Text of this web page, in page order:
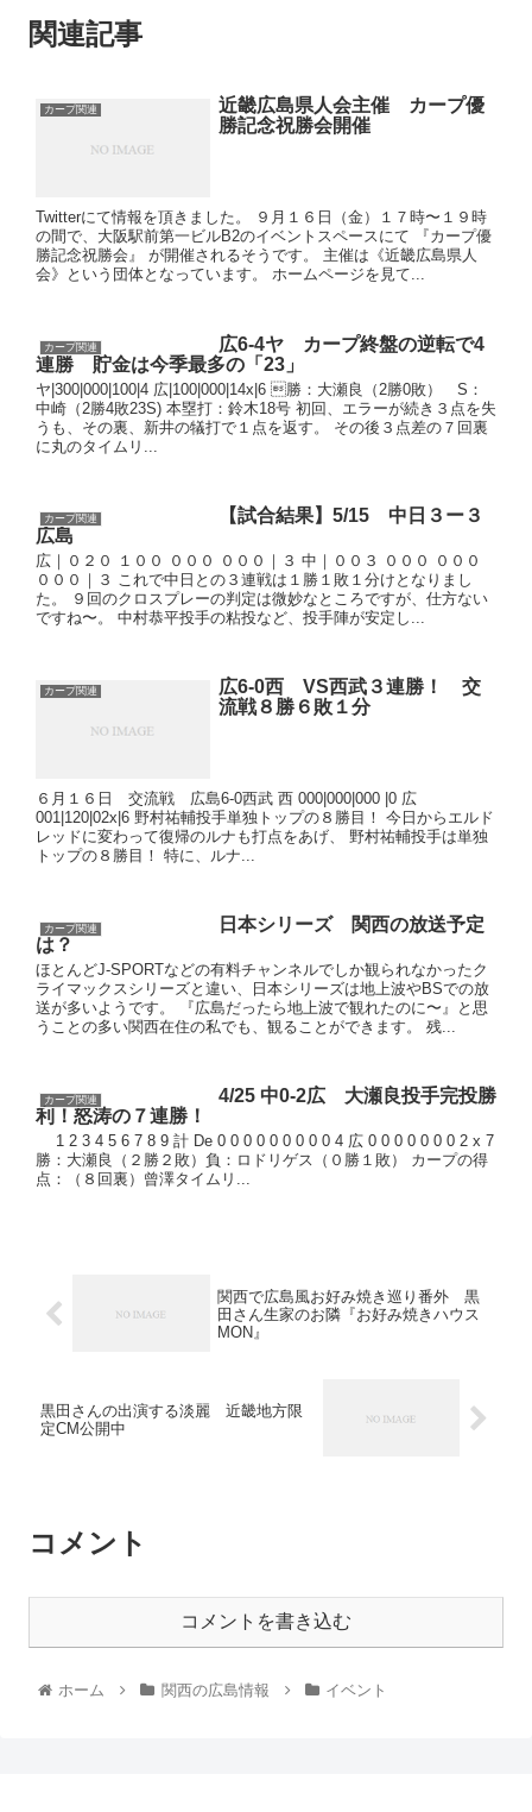
関連記事
カープ関連
近畿広島県人会主催 カープ優
勝記念祝勝会開催
Twitterにて情報を頂きました。 ９月１６日（金）１７時〜１９時
の間で、大阪駅前第一ビルB2のイベントスペースにて 『カープ優
勝記念祝勝会』 が開催されるそうです。 主催は《近畿広島県人
会》という団体となっています。 ホームページを見て...
カープ関連
広6-4ヤ カープ終盤の逆転で4
連勝 貯金は今季最多の「23」
ヤ|300|000|100|4 広|100|000|14x|6 勝：大瀬良（2勝0敗） S：
中崎（2勝4敗23S) 本塁打：鈴木18号 初回、エラーが続き３点を失
うも、その裏、新井の犠打で１点を返す。 その後３点差の７回裏
に丸のタイムリ...
カープ関連
【試合結果】5/15 中日３ー３
広島
広｜０２０ １００ ０００ ０００｜３ 中｜００３ ０００ ０００
０００｜３ これで中日との３連戦は１勝１敗１分けとなりまし
た。 ９回のクロスプレーの判定は微妙なところですが、仕方ない
ですね〜。 中村恭平投手の粘投など、投手陣が安定し...
カープ関連
広6-0西 VS西武３連勝！ 交
流戦８勝６敗１分
６月１６日 交流戦 広島6-0西武 西 000|000|000 |0 広
001|120|02x|6 野村祐輔投手単独トップの８勝目！ 今日からエルド
レッドに変わって復帰のルナも打点をあげ、 野村祐輔投手は単独
トップの８勝目！ 特に、ルナ...
カープ関連
日本シリーズ 関西の放送予定
は？
ほとんどJ-SPORTなどの有料チャンネルでしか観られなかったク
ライマックスシリーズと違い、日本シリーズは地上波やBSでの放
送が多いようです。 『広島だったら地上波で観れたのに〜』と思
うことの多い関西在住の私でも、観ることができます。 残...
カープ関連
4/25 中0-2広 大瀬良投手完投勝
利！怒涛の７連勝！
1 2 3 4 5 6 7 8 9 計 De 0 0 0 0 0 0 0 0 0 4 広 0 0 0 0 0 0 0 2 x 7
勝：大瀬良（２勝２敗）負：ロドリゲス（０勝１敗） カープの得
点：（８回裏）曾澤タイムリ...
関西で広島風お好み焼き巡り番外 黒
田さん生家のお隣『お好み焼きハウス
MON』
黒田さんの出演する淡麗 近畿地方限
定CM公開中
コメント
コメントを書き込む
ホーム 関西の広島情報 イベント